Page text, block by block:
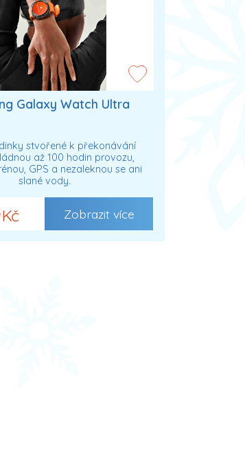
Galaxy Watch Ultra
stvořené k překonávání
až 100 hodin provozu,
GPS a nezaleknou se ani
slané vody.
Kč Zobrazit více